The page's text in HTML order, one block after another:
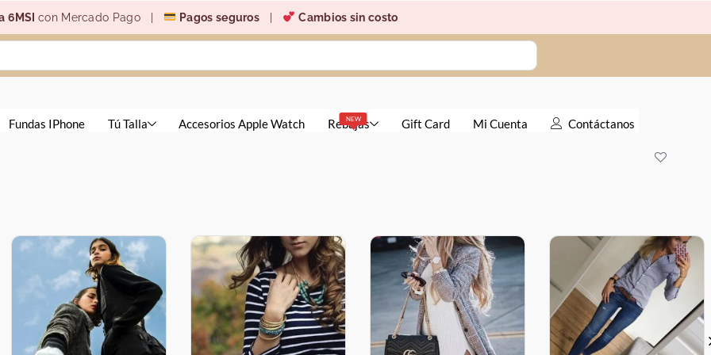
6MSIcon Mercado Pago | Pagos seguros Cambios sin costo
Fundas IPhone Tú Talla Accesorios Apple Watch NEW
Rebajas Gift Card Mi Cuenta Contáctanos